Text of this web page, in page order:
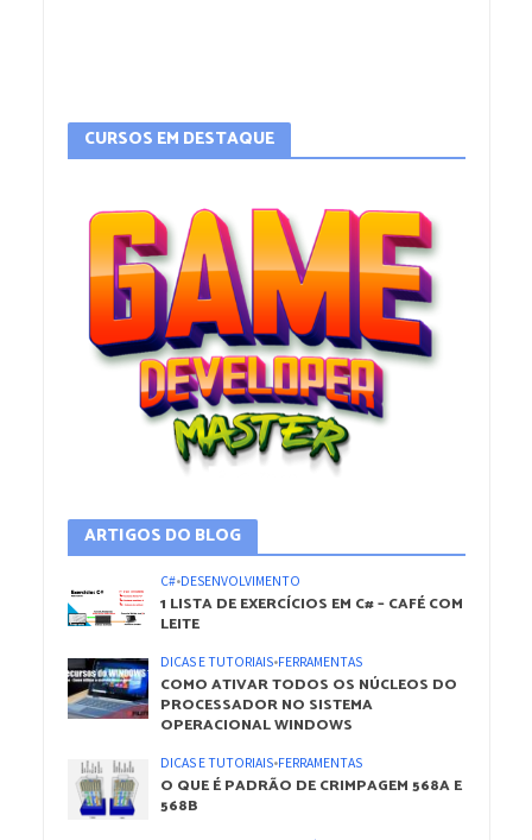
CURSOS EM DESTAQUE
ARTIGOS DO BLOG
C#•DESENVOLVIMENTO
1 LISTA DE EXERCÍCIOS EM C# – CAFÉ COM
LEITE
DICAS E TUTORIAIS•FERRAMENTAS
COMO ATIVAR TODOS OS NÚCLEOS DO
PROCESSADOR NO SISTEMA
OPERACIONAL WINDOWS
DICAS E TUTORIAIS•FERRAMENTAS
O QUE É PADRÃO DE CRIMPAGEM 568A E
568B